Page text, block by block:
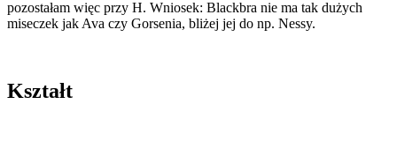
pozostałam więc przy H. Wniosek: Blackbra nie ma tak dużych
miseczek jak Ava czy Gorsenia, bliżej jej do np. Nessy.
Kształt